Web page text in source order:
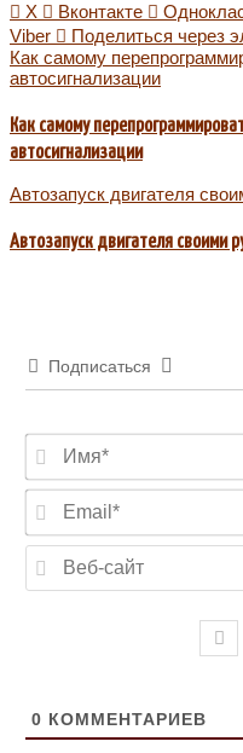
X
Вконтакте
Viber
Поделиться через
Как самому
автосигнализации
Как самому
автосигнализации
Автозапуск двигателя
Автозапуск двигателя своими
Подписаться
0 КОММЕНТАРИЕВ